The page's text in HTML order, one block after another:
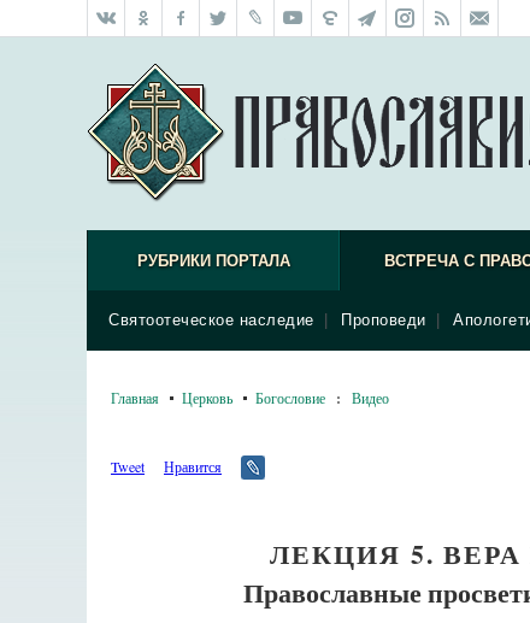
РУБРИКИ ПОРТАЛА ВСТРЕЧА С
Святоотеческое наследие Проповеди
Главная Церковь Богословие : Видео
Tweet Нравится
ЛЕКЦИЯ 5.
Православные